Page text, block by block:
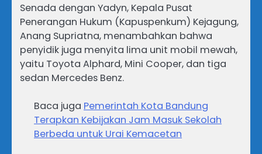
Senada dengan Yadyn, Kepala Pusat
Penerangan Hukum (Kapuspenkum) Kejagung,
Anang Supriatna, menambahkan bahwa
penyidik juga menyita lima unit mobil mewah,
yaitu Toyota Alphard, Mini Cooper, dan tiga
sedan Mercedes Benz.
Baca juga Pemerintah Kota Bandung
Terapkan Kebijakan Jam Masuk Sekolah
Berbeda untuk Urai Kemacetan